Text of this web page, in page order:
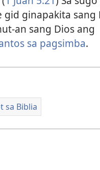
ginapakita sang
an sang Dios ang
sa pagsimba.
sa Biblia